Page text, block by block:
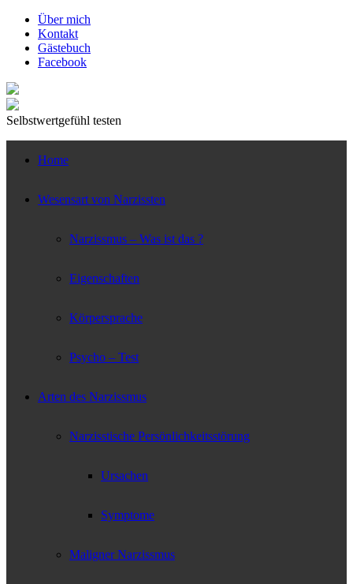
Zum
zentralen
Inhalt
Über mich
Kontakt
Gästebuch
Facebook
Selbstwertgefühl testen
Home
Wesensart von Narzissten
Narzissmus – Was ist das ?
Eigenschaften
Körpersprache
Psycho – Test
Arten des Narzissmus
Narzisstische Persönlichkeitsstörung
Ursachen
Symptome
Maligner Narzissmus